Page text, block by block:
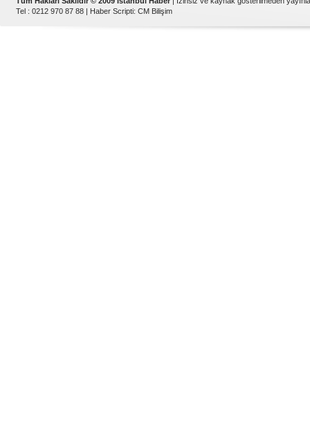
Tel : 0212 970 87 88 | Haber Scripti: CM Bilişim